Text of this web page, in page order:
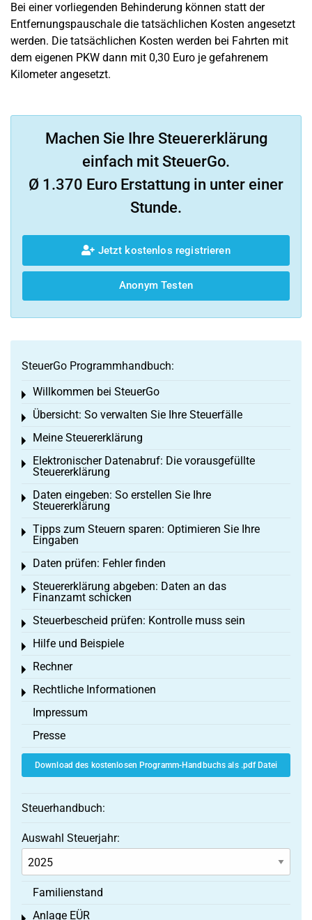
Bei einer vorliegenden Behinderung können statt der
Entfernungspauschale die tatsächlichen Kosten angesetzt
werden. Die tatsächlichen Kosten werden bei Fahrten mit
dem eigenen PKW dann mit 0,30 Euro je gefahrenem
Kilometer angesetzt.
Machen Sie Ihre Steuererklärung
einfach mit SteuerGo.
Ø 1.370 Euro Erstattung in unter einer
Stunde.
Jetzt kostenlos registrieren
Anonym Testen
SteuerGo Programmhandbuch:
Willkommen bei SteuerGo
Toggle menu
Übersicht: So verwalten Sie Ihre Steuerfälle
Toggle menu
Meine Steuererklärung
Toggle menu
Elektronischer Datenabruf: Die vorausgefüllte
Steuererklärung
Toggle menu
Daten eingeben: So erstellen Sie Ihre
Steuererklärung
Toggle menu
Tipps zum Steuern sparen: Optimieren Sie Ihre
Eingaben
Toggle menu
Daten prüfen: Fehler finden
Toggle menu
Steuererklärung abgeben: Daten an das
Finanzamt schicken
Toggle menu
Steuerbescheid prüfen: Kontrolle muss sein
Toggle menu
Hilfe und Beispiele
Toggle menu
Rechner
Toggle menu
Rechtliche Informationen
Toggle menu
Impressum
Presse
Download des kostenlosen Programm-Handbuchs als .pdf Datei
Steuerhandbuch:
Auswahl Steuerjahr:
Familienstand
Anlage EÜR